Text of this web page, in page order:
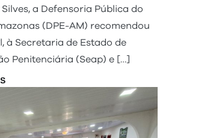
a Defensoria Pública do
(DPE-AM) recomendou
à Secretaria de Estado de
Penitenciária (Seap) e […]